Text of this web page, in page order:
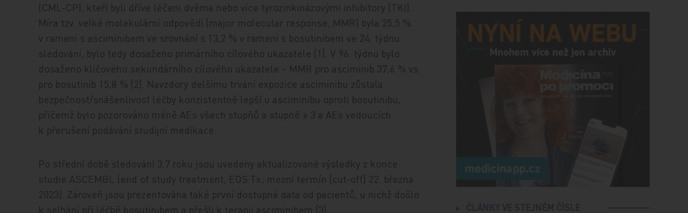
(CML‑CP), kteří byli dříve léčeni dvěma nebo více tyrozinkinázovými inhibitory (TKI).
Míra tzv. velké molekulární odpovědi (major molecular response, MMR) byla 25,5 %
v rameni s asciminibem ve srovnání s 13,2 % v rameni s bosutinibem ve 24. týdnu
sledování, bylo tedy dosaženo primárního cílového ukazatele [1]. V 96. týdnu bylo
dosaženo klíčového sekundárního cílového ukazatele – MMR pro asciminib 37,6 % vs.
pro bosutinib 15,8 % [2]. Navzdory delšímu trvání expozice asciminibu zůstala
bezpečnost/snášenlivost léčby konzistentně lepší u asciminibu oproti bosutinibu,
přičemž bylo pozorováno méně AEs všech stupňů a stupně ≥ 3 a AEs vedoucích
k přerušení podávání studijní medikace.
Po střední době sledování 3,7 roku jsou uvedeny aktualizované výsledky z konce
studie ASCEMBL (end of study treatment, EOS Tx; mezní termín [cut‑off] 22. března
2023). Zároveň jsou prezentována také první dostupná data od pacientů, u nichž došlo
k selhání při léčbě bosutinibem a přešli k terapii asciminibem [3].